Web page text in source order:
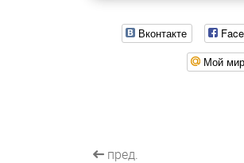
Вконтакте
Мой мир
пред.